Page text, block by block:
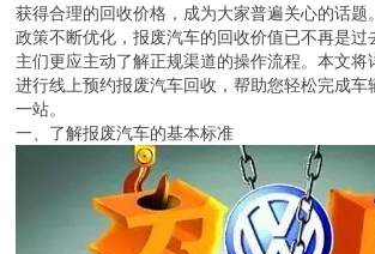
获得合理的回收价格，成为大家普遍关心的话题
政策不断优化，报废汽车的回收价值已不再是过
主们更应主动了解正规渠道的操作流程。本文将
进行线上预约报废汽车回收，帮助您轻松完成车
一站。
一、了解报废汽车的基本标准